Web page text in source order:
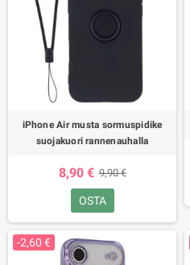
iPhone Air musta sormuspidike
suojakuori rannenauhalla
8,90 € 9,90 €
OSTA
-2,60 €